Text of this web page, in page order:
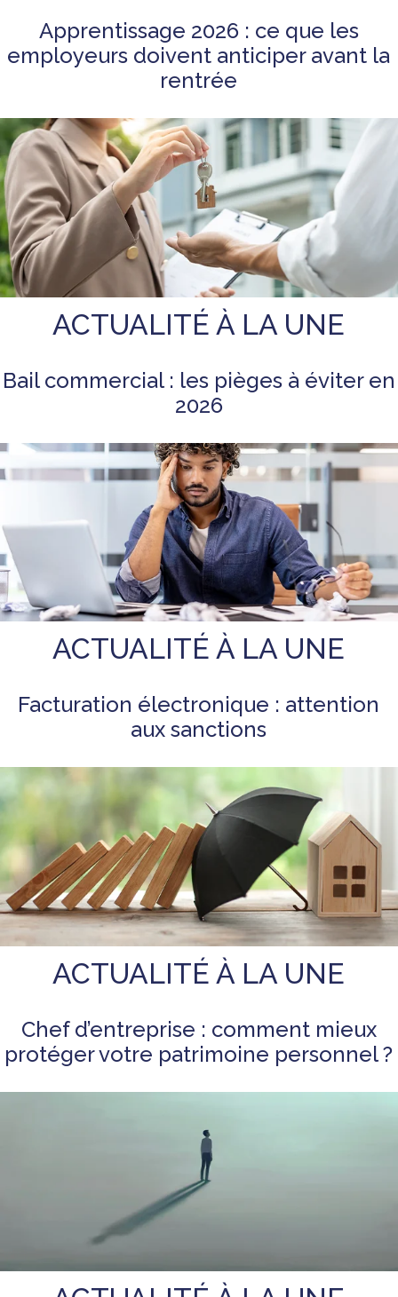
Apprentissage 2026 : ce que les
employeurs doivent anticiper avant la
rentrée
ACTUALITÉ À LA UNE
Bail commercial : les pièges à éviter en
2026
ACTUALITÉ À LA UNE
Facturation électronique : attention
aux sanctions
ACTUALITÉ À LA UNE
Chef d’entreprise : comment mieux
protéger votre patrimoine personnel ?